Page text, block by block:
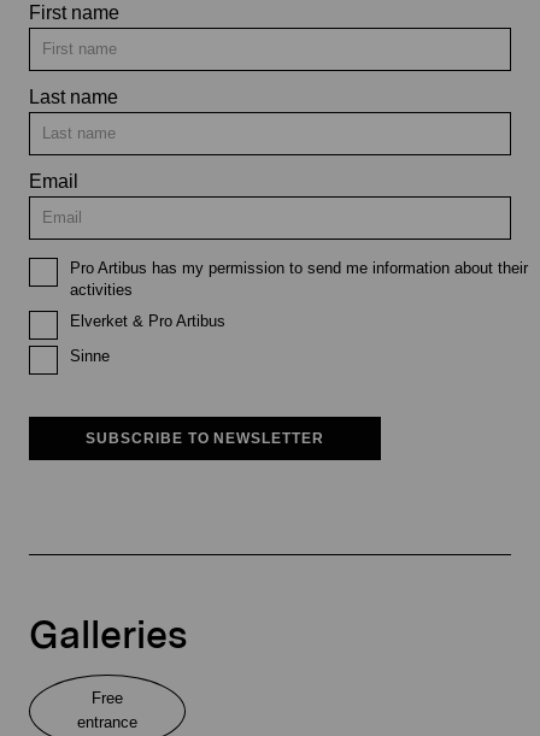
First name
Last name
Email
Pro Artibus has my permission to send me information about their
activities
Elverket & Pro Artibus
Sinne
SUBSCRIBE TO NEWSLETTER
Galleries
Free
entrance